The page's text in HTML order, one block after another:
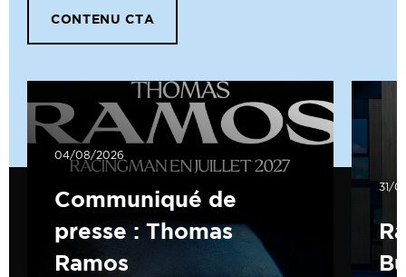
CONTENU CTA
04/08/2026
Communiqué de
presse : Thomas
Ramos
31/